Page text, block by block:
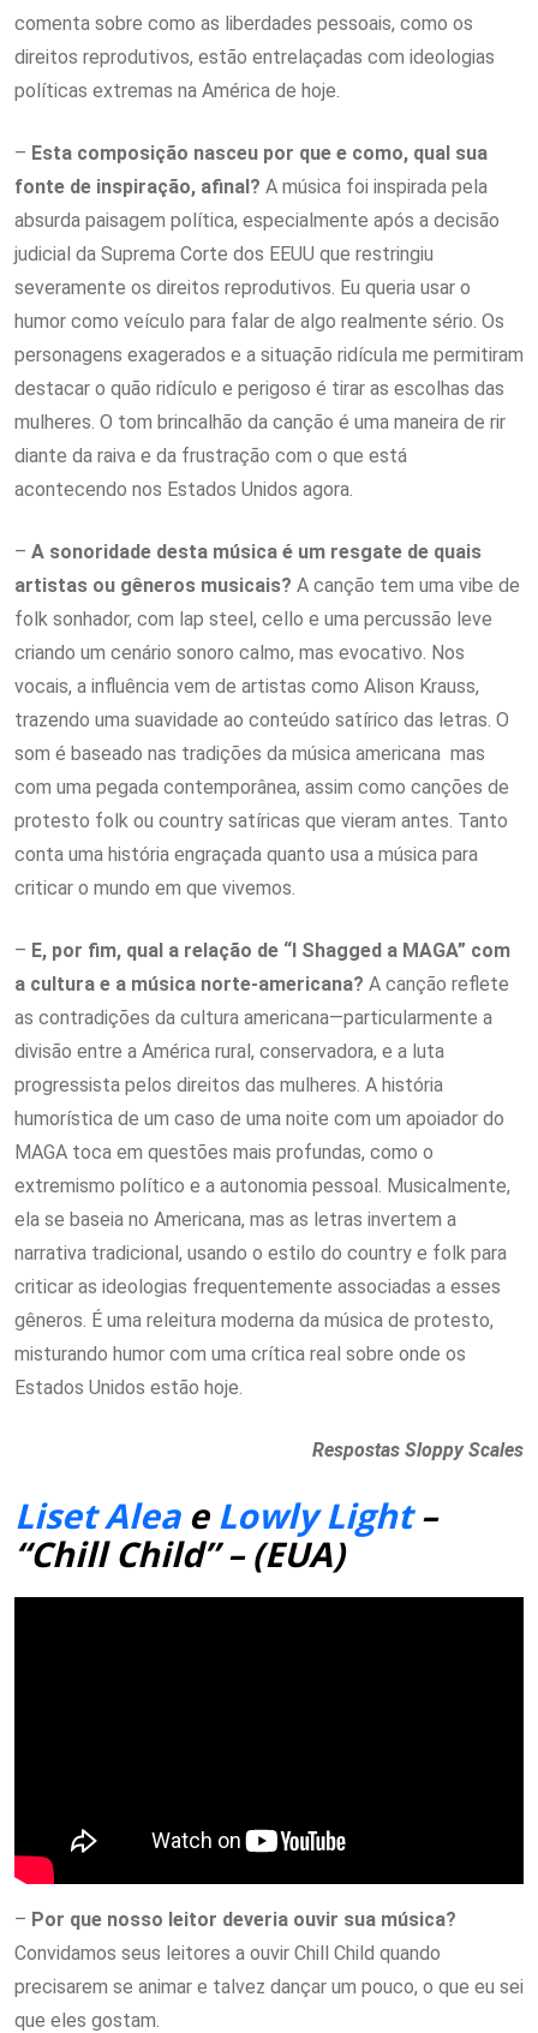
comenta sobre como as liberdades pessoais, como os
direitos reprodutivos, estão entrelaçadas com ideologias
políticas extremas na América de hoje.
– Esta composição nasceu por que e como, qual sua
fonte de inspiração, afinal? A música foi inspirada pela
absurda paisagem política, especialmente após a decisão
judicial da Suprema Corte dos EEUU que restringiu
severamente os direitos reprodutivos. Eu queria usar o
humor como veículo para falar de algo realmente sério. Os
personagens exagerados e a situação ridícula me permitiram
destacar o quão ridículo e perigoso é tirar as escolhas das
mulheres. O tom brincalhão da canção é uma maneira de rir
diante da raiva e da frustração com o que está
acontecendo nos Estados Unidos agora.
– A sonoridade desta música é um resgate de quais
artistas ou gêneros musicais? A canção tem uma vibe de
folk sonhador, com lap steel, cello e uma percussão leve
criando um cenário sonoro calmo, mas evocativo. Nos
vocais, a influência vem de artistas como Alison Krauss,
trazendo uma suavidade ao conteúdo satírico das letras. O
som é baseado nas tradições da música americana mas
com uma pegada contemporânea, assim como canções de
protesto folk ou country satíricas que vieram antes. Tanto
conta uma história engraçada quanto usa a música para
criticar o mundo em que vivemos.
– E, por fim, qual a relação de “I Shagged a MAGA” com
a cultura e a música norte-americana? A canção reflete
as contradições da cultura americana—particularmente a
divisão entre a América rural, conservadora, e a luta
progressista pelos direitos das mulheres. A história
humorística de um caso de uma noite com um apoiador do
MAGA toca em questões mais profundas, como o
extremismo político e a autonomia pessoal. Musicalmente,
ela se baseia no Americana, mas as letras invertem a
narrativa tradicional, usando o estilo do country e folk para
criticar as ideologias frequentemente associadas a esses
gêneros. É uma releitura moderna da música de protesto,
misturando humor com uma crítica real sobre onde os
Estados Unidos estão hoje.
Respostas Sloppy Scales
Liset Aleae Lowly Light–
“Chill Child” – (EUA)
– Por que nosso leitor deveria ouvir sua música?
Convidamos seus leitores a ouvir Chill Child quando
precisarem se animar e talvez dançar um pouco, o que eu sei
que eles gostam.